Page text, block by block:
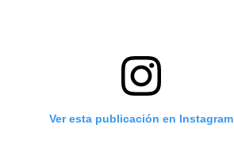
Ver esta publicación en Instagram